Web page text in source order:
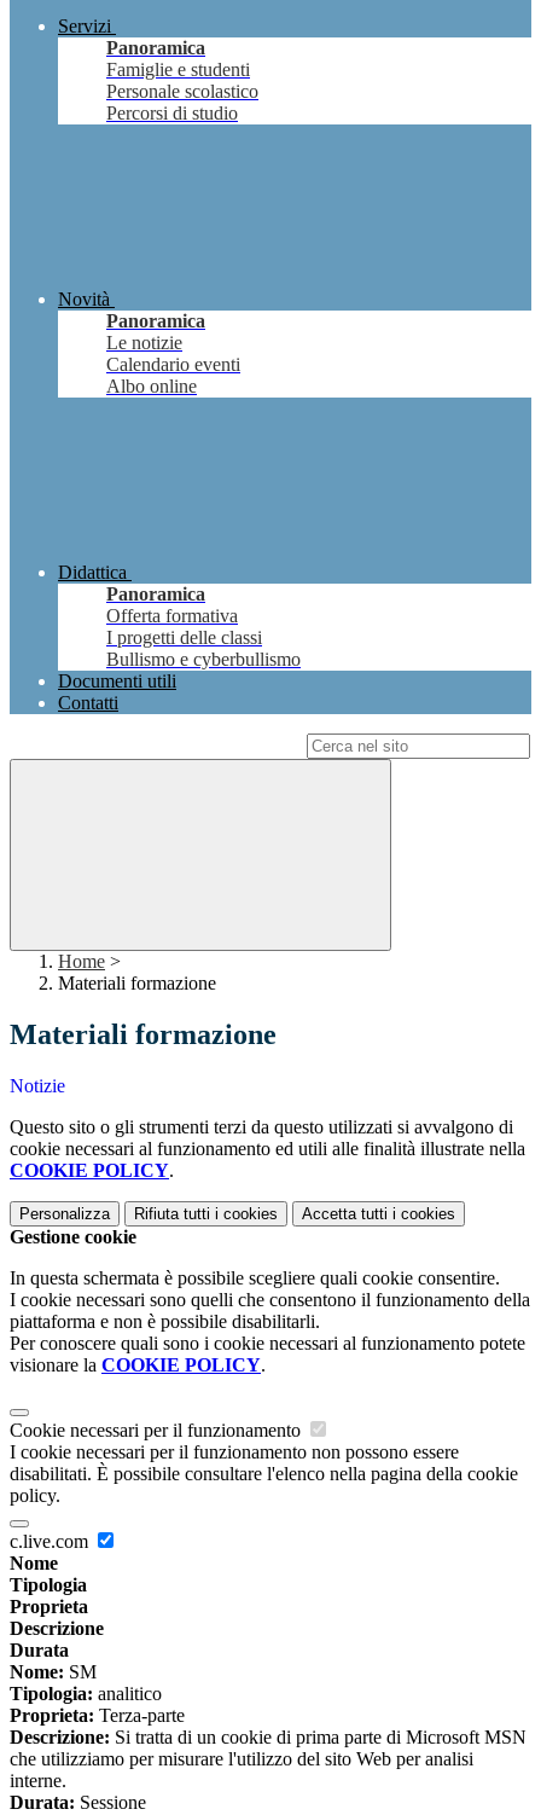
Servizi
Panoramica
Famiglie e studenti
Personale scolastico
Percorsi di studio
Novità
Panoramica
Le notizie
Calendario eventi
Albo online
Didattica
Panoramica
Offerta formativa
I progetti delle classi
Bullismo e cyberbullismo
Documenti utili
Contatti
Home >
Materiali formazione
Materiali formazione
Notizie
Questo sito o gli strumenti terzi da questo utilizzati si avvalgono di
cookie necessari al funzionamento ed utili alle finalità illustrate nella
COOKIE POLICY.
Personalizza Rifiuta tutti i cookies Accetta tutti i cookies
Gestione cookie
In questa schermata è possibile scegliere quali cookie consentire.
I cookie necessari sono quelli che consentono il funzionamento della
piattaforma e non è possibile disabilitarli.
Per conoscere quali sono i cookie necessari al funzionamento potete
visionare la COOKIE POLICY.
Cookie necessari per il funzionamento
I cookie necessari per il funzionamento non possono essere
disabilitati. È possibile consultare l'elenco nella pagina della cookie
policy.
c.live.com
Nome
Tipologia
Proprieta
Descrizione
Durata
Nome: SM
Tipologia: analitico
Proprieta: Terza-parte
Descrizione: Si tratta di un cookie di prima parte di Microsoft MSN
che utilizziamo per misurare l'utilizzo del sito Web per analisi
interne.
Durata: Sessione